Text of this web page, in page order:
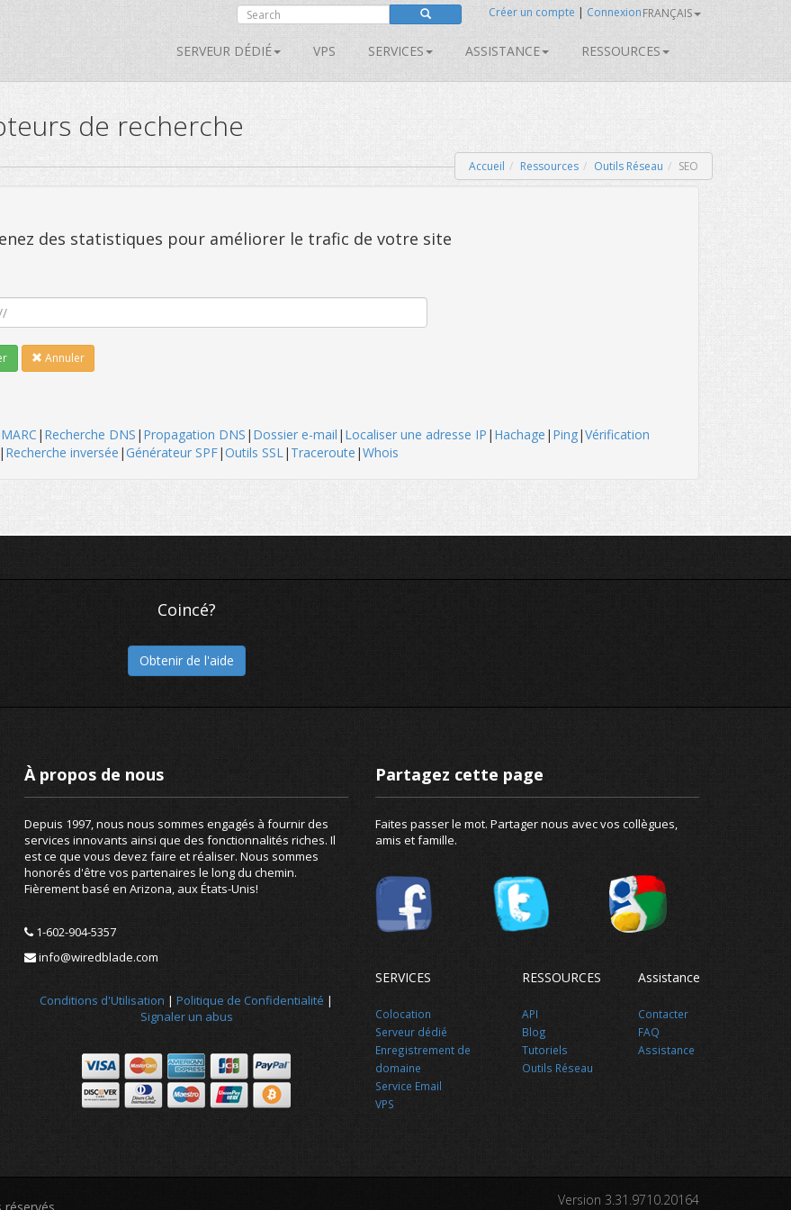
Créer un compte | ConnexionFRANÇAIS
SERVEUR DÉDIÉ VPS SERVICES ASSISTANCE RESSOURCES
de recherche
Accueil Ressources Outils Réseau SEO
des statistiques pour améliorer le trafic de votre site
Annuler
| Recherche DNS | Propagation DNS | Dossier e-mail | Localiser une adresse IP | Hachage | Ping|Vérification
| Recherche inversée | Générateur SPF|Outils SSL| Traceroute |Whois
Coincé?
Obtenir de l'aide
À propos de nous
Depuis 1997, nous nous sommes engagés à fournir des
services innovants ainsi que des fonctionnalités riches. Il
est ce que vous devez faire et réaliser. Nous sommes
honorés d'être vos partenaires le long du chemin.
Fièrement basé en Arizona, aux États-Unis!
1-602-904-5357
info@wiredblade.com
Conditions d'Utilisation | Politique de Confidentialité |
Signaler un abus
Partagez cette page
Faites passer le mot. Partager nous avec vos collègues,
amis et famille.
SERVICES
Colocation
Serveur dédié
Enregistrement de
domaine
Service Email
VPS
RESSOURCES
API
Blog
Tutoriels
Outils Réseau
Assistance
Contacter
FAQ
Assistance
Version 3.31.9710.20164